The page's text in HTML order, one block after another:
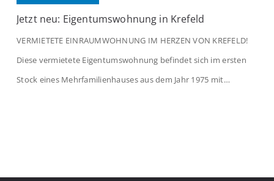
Jetzt neu: Eigentumswohnung in Krefeld
VERMIETETE EINRAUMWOHNUNG IM HERZEN VON KREFELD!
Diese vermietete Eigentumswohnung befindet sich im ersten
Stock eines Mehrfamilienhauses aus dem Jahr 1975 mit